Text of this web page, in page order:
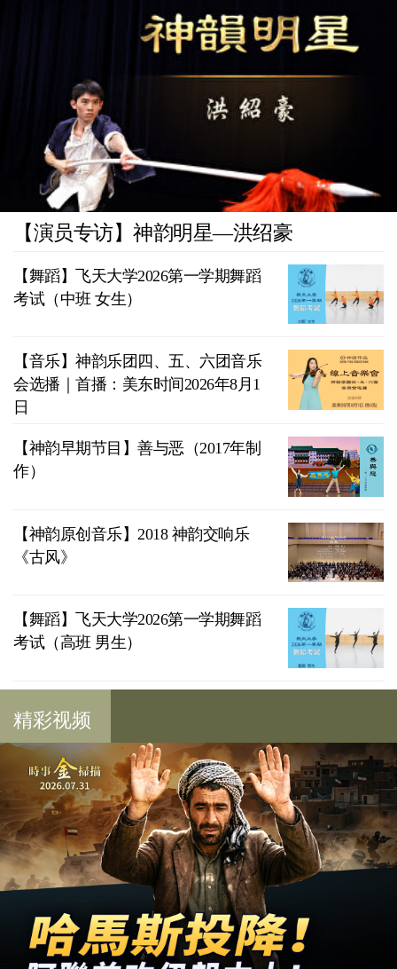
【演员专访】神韵明星—洪绍豪
【舞蹈】飞天大学2026第一学期舞蹈
考试（中班 女生）
【音乐】神韵乐团四、五、六团音乐
会选播｜首播：美东时间2026年8月1
日
【神韵早期节目】善与恶（2017年制
作）
【神韵原创音乐】2018 神韵交响乐
《古风》
【舞蹈】飞天大学2026第一学期舞蹈
考试（高班 男生）
精彩视频